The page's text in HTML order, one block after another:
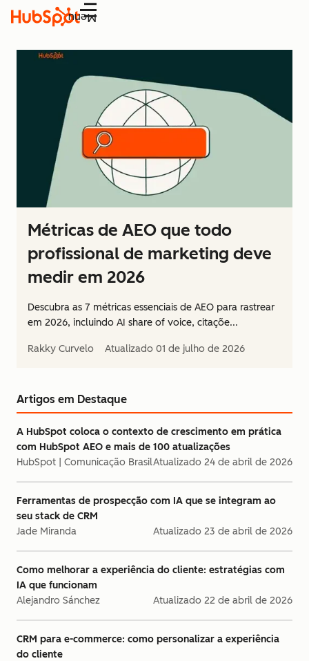
Menu
Métricas de AEO que todo
profissional de marketing deve
medir em 2026
Descubra as 7 métricas essenciais de AEO para rastrear
em 2026, incluindo AI share of voice, citaçõe...
Rakky Curvelo Atualizado 01 de julho de 2026
Artigos em Destaque
A HubSpot coloca o contexto de crescimento em prática
com HubSpot AEO e mais de 100 atualizações
HubSpot | Comunicação BrasilAtualizado 24 de abril de 2026
Ferramentas de prospecção com IA que se integram ao
seu stack de CRM
Jade Miranda
Atualizado 23 de abril de 2026
Como melhorar a experiência do cliente: estratégias com
IA que funcionam
Alejandro Sánchez
Atualizado 22 de abril de 2026
CRM para e-commerce: como personalizar a experiência
do cliente